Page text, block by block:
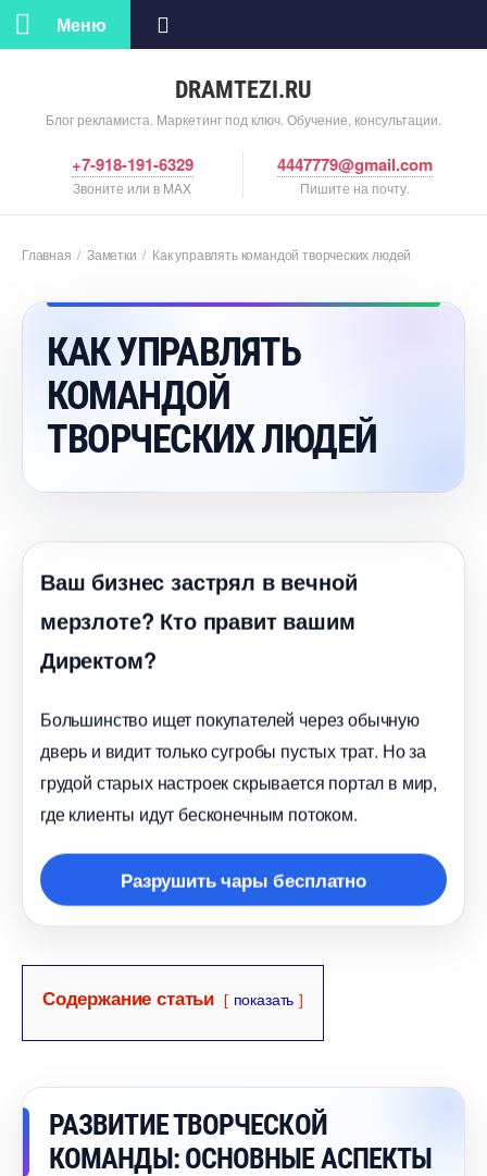
DRAMTEZI.RU
Блог рекламиста. Маркетинг под ключ. Обучение, консультации.
Меню
+7-918-191-6329
Звоните или в MAX
4447779@gmail.com
Пишите на почту.
Главная / Заметки / Как управлять командой творческих людей
КАК УПРАВЛЯТЬ
КОМАНДОЙ
ТВОРЧЕСКИХ ЛЮДЕЙ
аш бизнес застрял в вечной
мерзлоте? Кто правит вашим
Директом?
Большинство ищет покупателей через обычную
дверь и видит только сугробы пустых трат. Но за
рудой старых настроек скрывается портал в мир,
де клиенты идут бесконечным потоком.
Разрушить чары бесплатно
Содержание статьи показать
РАЗВИТИЕ ТВОРЧЕСКОЙ
КОМАНДЫ: ОСНОВНЫЕ АСПЕКТЫ